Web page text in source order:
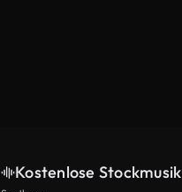
Kostenlose Stockmusik